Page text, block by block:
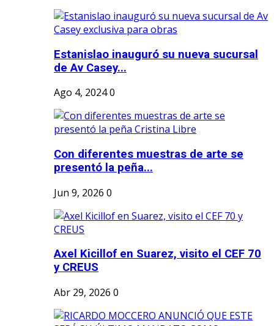
Estanislao inauguró su nueva sucursal
de Av Casey...
Ago 4, 20240
Con diferentes muestras de arte se
presentó la peña...
Jun 9, 2026 0
Axel Kicillof en Suarez, visito el CEF 70
y CREUS
Abr 29, 2026 0